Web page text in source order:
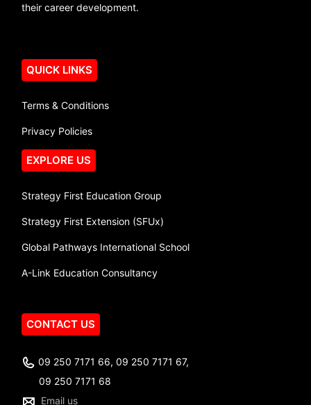
their career development.
QUICK LINKS
Terms & Conditions
Privacy Policies
EXPLORE US
Strategy First Education Group
Strategy First Extension (SFUx)
Global Pathways International School
A-Link Education Consultancy
CONTACT US
09 250 7171 66, 09 250 7171 67,
09 250 7171 68
Email us